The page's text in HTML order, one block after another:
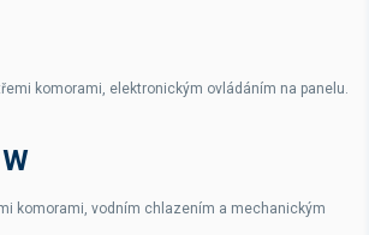
komorami, elektronickým ovládáním na panelu.
komorami, vodním chlazením a mechanickým